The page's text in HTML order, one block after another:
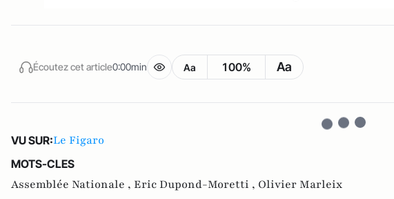
Écoutez cet article0:00min Aa 100% Aa
VU SUR:Le Figaro
MOTS-CLES
Assemblée Nationale , Eric Dupond-Moretti , Olivier Marleix